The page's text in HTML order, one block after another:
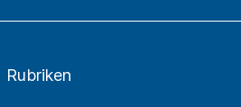
Rubriken